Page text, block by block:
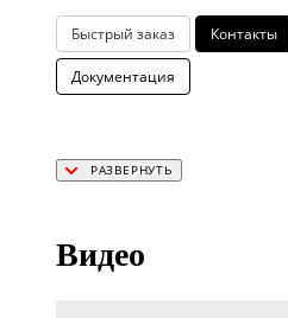
Быстрый заказ Контакты
Документация
Видео